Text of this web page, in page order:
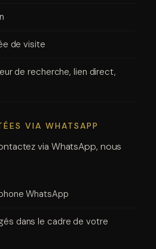
de visite
de recherche, lien direct,
VIA WHATSAPP
via WhatsApp, nous
WhatsApp
dans le cadre de votre